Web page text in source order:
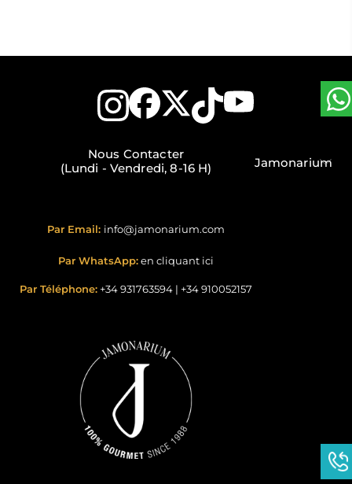
Nous Contacter
(Lundi - Vendredi, 8-16 H)
Par Email: info@jamonarium.com
Par WhatsApp:en cliquant ici
Par Téléphone: +34 931763594 | +34 910052157
Jamonarium